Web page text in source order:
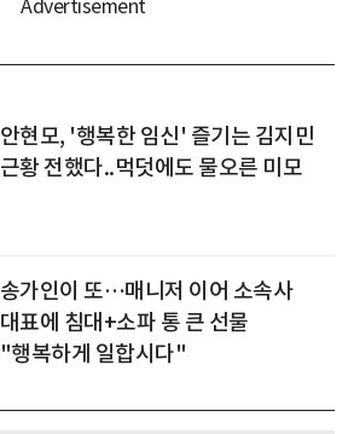
안현모, '행복한 임신' 즐기는 김지민
근황 전했다..먹덧에도 물오른 미모
송가인이 또…매니저 이어 소속사
대표에 침대+소파 통 큰 선물
"행복하게 일합시다"